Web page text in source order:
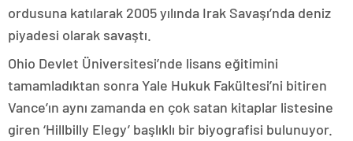
ordusuna katılarak 2005 yılında Irak Savaşı’nda deniz
piyadesi olarak savaştı.
Ohio Devlet Üniversitesi’nde lisans eğitimini
tamamladıktan sonra Yale Hukuk Fakültesi’ni bitiren
Vance’ın aynı zamanda en çok satan kitaplar listesine
giren ‘Hillbilly Elegy’ başlıklı bir biyografisi bulunuyor.